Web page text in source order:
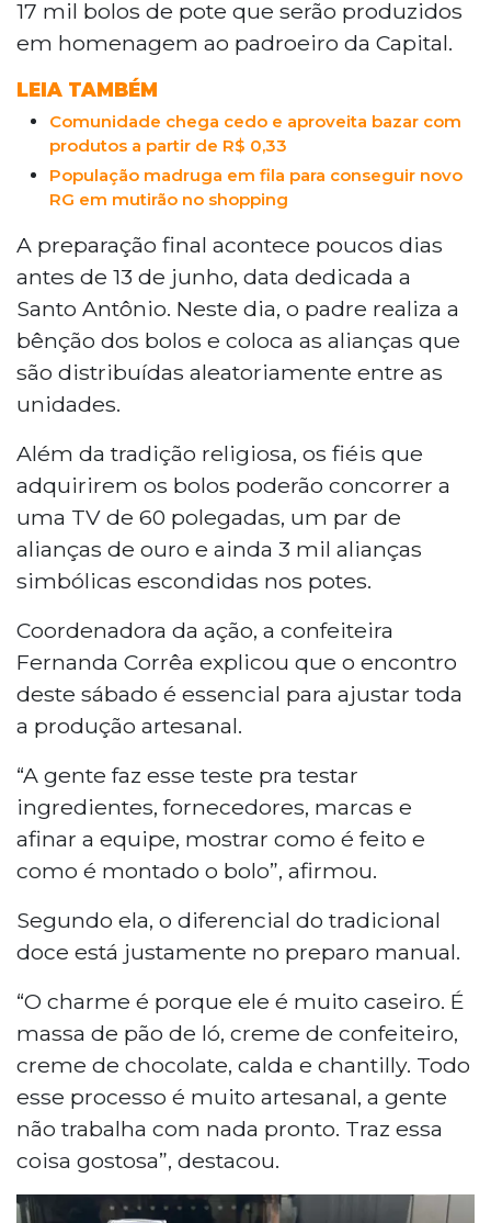
as celebrações do dia 13. O doce artesanal
contará com 3 mil alianças escondidas e
de ouro. Além da devoção religiosa, a
tradição é marcada por relatos de fé e
união de casais que encontraram os anéis
simbólicos em anos anteriores.
17 mil bolos de pote que serão produzidos
em homenagem ao padroeiro da Capital.
LEIA TAMBÉM
Comunidade chega cedo e aproveita bazar com
produtos a partir de R$ 0,33
População madruga em fila para conseguir novo
RG em mutirão no shopping
A preparação final acontece poucos dias
antes de 13 de junho, data dedicada a
Santo Antônio. Neste dia, o padre realiza a
bênção dos bolos e coloca as alianças que
são distribuídas aleatoriamente entre as
unidades.
Além da tradição religiosa, os fiéis que
adquirirem os bolos poderão concorrer a
uma TV de 60 polegadas, um par de
alianças de ouro e ainda 3 mil alianças
simbólicas escondidas nos potes.
Coordenadora da ação, a confeiteira
Fernanda Corrêa explicou que o encontro
deste sábado é essencial para ajustar toda
a produção artesanal.
“A gente faz esse teste pra testar
ingredientes, fornecedores, marcas e
afinar a equipe, mostrar como é feito e
como é montado o bolo”, afirmou.
Segundo ela, o diferencial do tradicional
doce está justamente no preparo manual.
“O charme é porque ele é muito caseiro. É
massa de pão de ló, creme de confeiteiro,
creme de chocolate, calda e chantilly. Todo
esse processo é muito artesanal, a gente
não trabalha com nada pronto. Traz essa
coisa gostosa”, destacou.